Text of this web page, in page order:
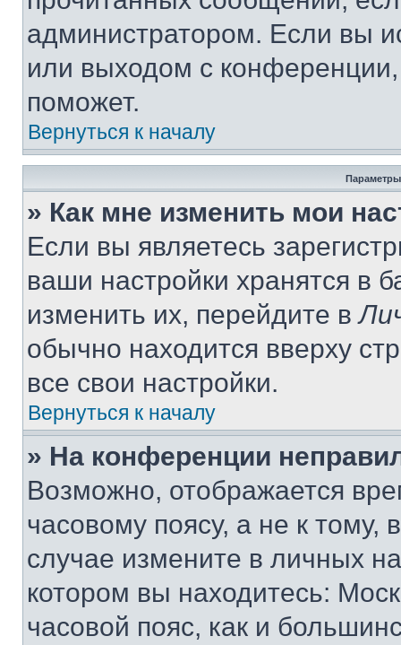
администратором. Если вы
или выходом с
поможет.
Вернуться к началу
Параметры
» Как мне изменить мои
Если вы являетесь
ваши настройки хранятся в
изменить их, перейдите в
обычно находится вверху
все свои настройки.
Вернуться к началу
» На конференции
Возможно, отображается
часовому поясу, а не к тому,
случае измените в личных
котором вы находитесь:
часовой пояс, как и